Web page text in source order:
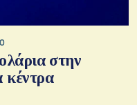
στην
κέντρα